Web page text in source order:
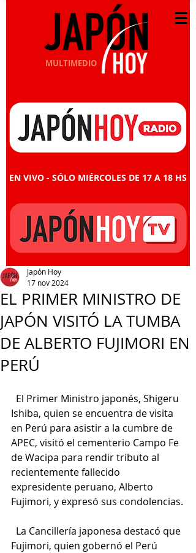
MULTIMEDIO
EN VIVO - SÓLO MIÉRCOLES DE 17 A 18 HS
EL PRIMER MINISTRO DE
JAPÓN VISITÓ LA TUMBA
DE ALBERTO FUJIMORI EN
PERÚ
Japón Hoy
17 nov 2024
El Primer Ministro japonés, Shigeru
Ishiba, quien se encuentra de visita
en Perú para asistir a la cumbre de
APEC, visitó el cementerio Campo Fe
de Wacipa para rendir tributo al
recientemente fallecido
expresidente peruano, Alberto
Fujimori, y expresó sus condolencias.
La Cancillería japonesa destacó que
Fujimori, quien gobernó el Perú